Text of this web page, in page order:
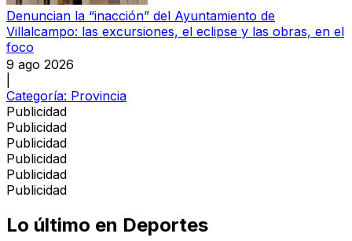
Denuncian la “inacción” del Ayuntamiento de
Villalcampo: las excursiones, el eclipse y las obras, en el
foco
9 ago 2026
Categoría: Provincia
Publicidad
Publicidad
Publicidad
Publicidad
Publicidad
Publicidad
Lo último en Deportes